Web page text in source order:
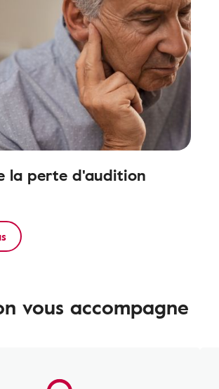
la perte d'audition
vous accompagne